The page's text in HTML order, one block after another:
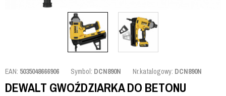
EAN: 5035048666906 Symbol: DCN890N Nr.katalogowy: DCN890N
DEWALT GWOŹDZIARKA DO BETONU